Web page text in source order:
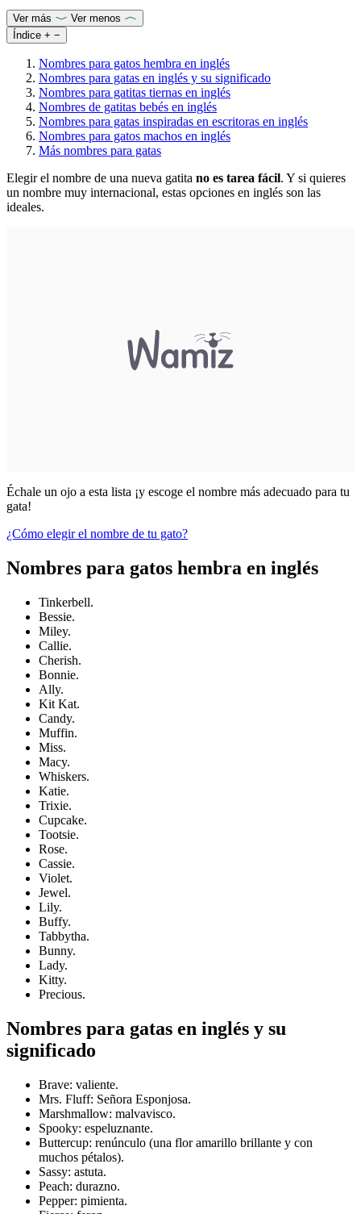
Ver más
Ver menos
Índice + −
Nombres para gatos hembra en inglés
Nombres para gatas en inglés y su significado
Nombres para gatitas tiernas en inglés
Nombres de gatitas bebés en inglés
Nombres para gatas inspiradas en escritoras en inglés
Nombres para gatos machos en inglés
Más nombres para gatas
Elegir el nombre de una nueva gatita no es tarea fácil. Y si quieres
un nombre muy internacional, estas opciones en inglés son las
ideales.
Échale un ojo a esta lista ¡y escoge el nombre más adecuado para tu
gata!
¿Cómo elegir el nombre de tu gato?
Nombres para gatos hembra en inglés
Tinkerbell.
Bessie.
Miley.
Callie.
Cherish.
Bonnie.
Ally.
Kit Kat.
Candy.
Muffin.
Miss.
Macy.
Whiskers.
Katie.
Trixie.
Cupcake.
Tootsie.
Rose.
Cassie.
Violet.
Jewel.
Lily.
Buffy.
Tabbytha.
Bunny.
Lady.
Kitty.
Precious.
Nombres para gatas en inglés y su
significado
Brave: valiente.
Mrs. Fluff: Señora Esponjosa.
Marshmallow: malvavisco.
Spooky: espeluznante.
Buttercup: renúnculo (una flor amarillo brillante y con
muchos pétalos).
Sassy: astuta.
Peach: durazno.
Pepper: pimienta.